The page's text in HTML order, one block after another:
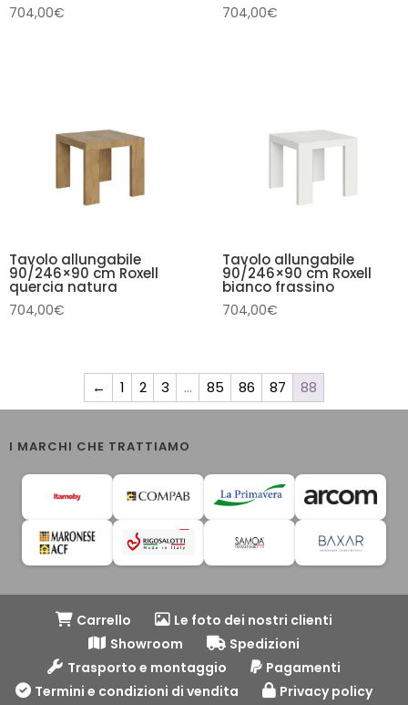
704,00€ 704,00€
Tavolo allungabile
90/246×90 cm Roxell
quercia natura
704,00€
Tavolo allungabile
90/246×90 cm Roxell
bianco frassino
704,00€
← 1 2 3 … 85 86 87 88
I MARCHI CHE TRATTIAMO
Carrello
Le foto dei nostri clienti
Showroom
Spedizioni
Trasporto e montaggio
Pagamenti
Termini e condizioni di vendita
Privacy policy